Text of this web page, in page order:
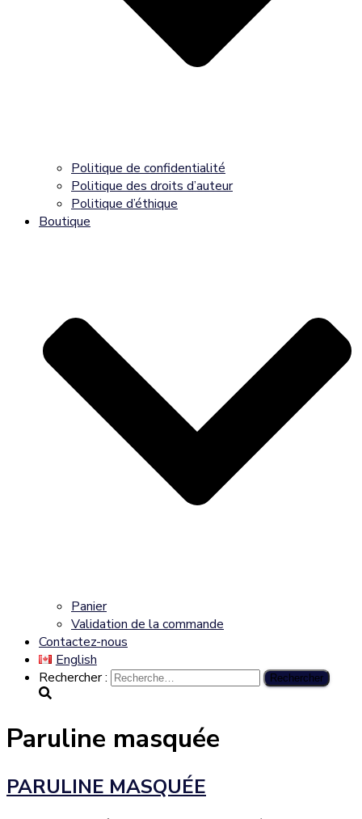
Politique de confidentialité
Politique des droits d’auteur
Politique d’éthique
Boutique
Panier
Validation de la commande
Contactez-nous
English
Rechercher :
Paruline masquée
PARULINE MASQUÉE